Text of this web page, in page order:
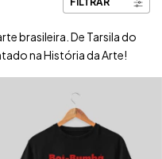
brasileira. De Tarsila do
na História da Arte!